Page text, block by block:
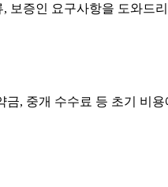
보증인 요구사항을 도와드
, 중개 수수료 등 초기 비